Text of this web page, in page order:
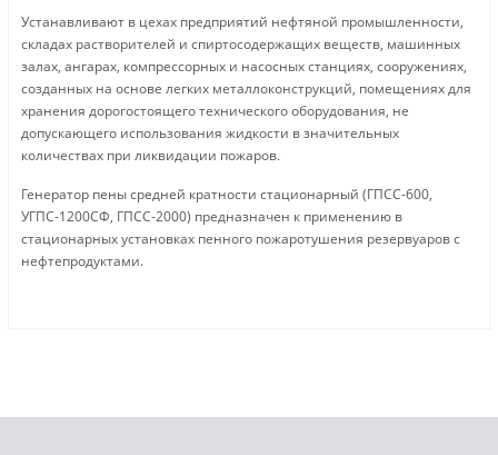
Устанавливают в цехах предприятий нефтяной промышленности,
складах растворителей и спиртосодержащих веществ, машинных
залах, ангарах, компрессорных и насосных станциях, сооружениях,
созданных на основе легких металлоконструкций, помещениях для
хранения дорогостоящего технического оборудования, не
допускающего использования жидкости в значительных
количествах при ликвидации пожаров.
Генератор пены средней кратности стационарный (ГПСС-600,
УГПС-1200СФ, ГПСС-2000) предназначен к применению в
стационарных установках пенного пожаротушения резервуаров с
нефтепродуктами.